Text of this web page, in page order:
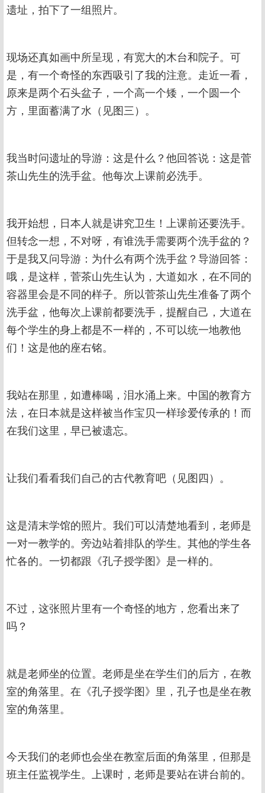
遗址，拍下了一组照片。
现场还真如画中所呈现，有宽大的木台和院子。可
是，有一个奇怪的东西吸引了我的注意。走近一看，
原来是两个石头盆子，一个高一个矮，一个圆一个
方，里面蓄满了水（见图三）。
我当时问遗址的导游：这是什么？他回答说：这是菅
茶山先生的洗手盆。他每次上课前必洗手。
我开始想，日本人就是讲究卫生！上课前还要洗手。
但转念一想，不对呀，有谁洗手需要两个洗手盆的？
于是我又问导游：为什么有两个洗手盆？导游回答：
哦，是这样，菅茶山先生认为，大道如水，在不同的
容器里会是不同的样子。所以菅茶山先生准备了两个
洗手盆，他每次上课前都要洗手，提醒自己，大道在
每个学生的身上都是不一样的，不可以统一地教他
们！这是他的座右铭。
我站在那里，如遭棒喝，泪水涌上来。中国的教育方
法，在日本就是这样被当作宝贝一样珍爱传承的！而
在我们这里，早已被遗忘。
让我们看看我们自己的古代教育吧（见图四）。
这是清末学馆的照片。我们可以清楚地看到，老师是
一对一教学的。旁边站着排队的学生。其他的学生各
忙各的。一切都跟《孔子授学图》是一样的。
不过，这张照片里有一个奇怪的地方，您看出来了
吗？
就是老师坐的位置。老师是坐在学生们的后方，在教
室的角落里。在《孔子授学图》里，孔子也是坐在教
室的角落里。
今天我们的老师也会坐在教室后面的角落里，但那是
班主任监视学生。上课时，老师是要站在讲台前的。